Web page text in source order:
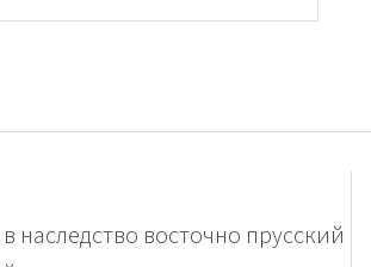
наследство восточно прусский